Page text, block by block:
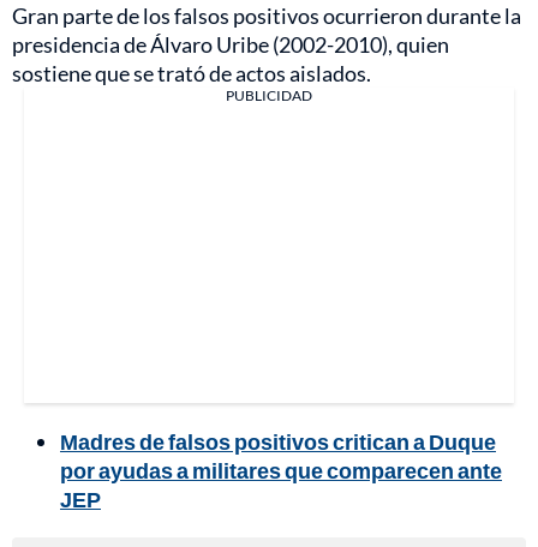
Gran parte de los falsos positivos ocurrieron durante la
presidencia de Álvaro Uribe (2002-2010), quien
sostiene que se trató de actos aislados.
PUBLICIDAD
Madres de falsos positivos critican a Duque
por ayudas a militares que comparecen ante
JEP